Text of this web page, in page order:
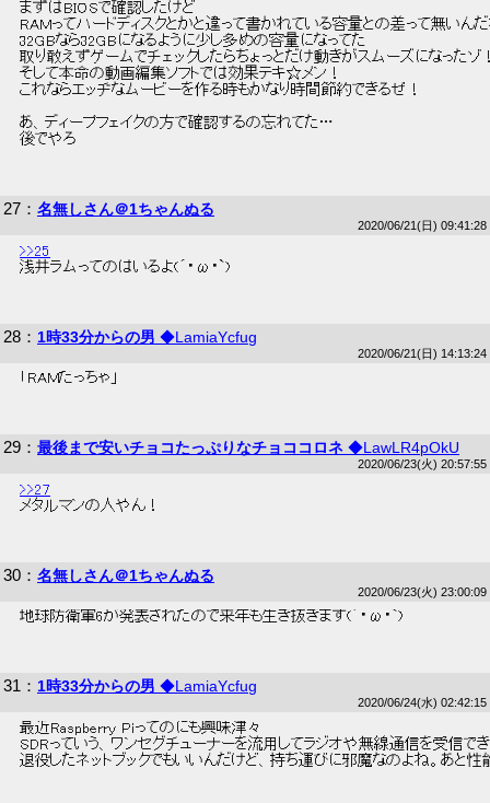
まずはBIOSで確認したけど
RAMってハードディスクとかと違って書かれている容量との差って無いん
32GBなら32GBになるように少し多めの容量になってた
取り敢えずゲームでチェックしたらちょっとだけ動きがスムーズになったゾ
そして本命の動画編集ソフトでは効果テキ☆メン！
これならエッヂなムービーを作る時もかなり時間節約できるぜ！
あ、ディープフェイクの方で確認するの忘れてた…
後でやろ
27 ： 名無しさん＠1ちゃんぬる
2020/06/21(日) 09:41:28
>>25
浅井ラムってのはいるよ(´・ω・`)
28 ： 1時33分からの男 ◆LamiaYcfug
2020/06/21(日) 14:13:24
「RAMだっちゃ」
29 ： 最後まで安いチョコたっぷりなチョココロネ ◆LawLR4pOkU
2020/06/23(火) 20:57:55
>>27
メタルマンの人やん！
30 ： 名無しさん＠1ちゃんぬる
2020/06/23(火) 23:00:09
地球防衛軍6が発表されたので来年も生き抜きます(´・ω・`)
31 ： 1時33分からの男 ◆LamiaYcfug
2020/06/24(水) 02:42:15
最近Raspberry Piってのにも興味津々
SDRっていう、ワンセグチューナーを流用してラジオや無線通信を受信
退役したネットブックでもいいんだけど、持ち運びに邪魔なのよね。あ